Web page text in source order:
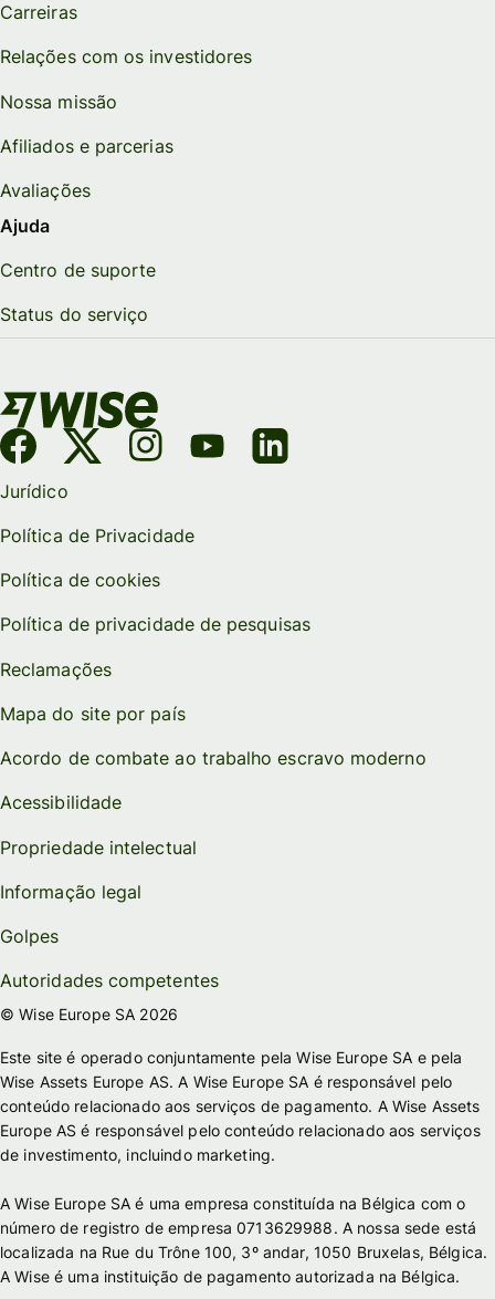
Carreiras
Relações com os investidores
Nossa missão
Afiliados e parcerias
Avaliações
Ajuda
Centro de suporte
Status do serviço
Jurídico
Política de Privacidade
Política de cookies
Política de privacidade de pesquisas
Reclamações
Mapa do site por país
Acordo de combate ao trabalho escravo moderno
Acessibilidade
Propriedade intelectual
Informação legal
Golpes
Autoridades competentes
© Wise Europe SA 2026
Este site é operado conjuntamente pela Wise Europe SA e pela
Wise Assets Europe AS. A Wise Europe SA é responsável pelo
conteúdo relacionado aos serviços de pagamento. A Wise Assets
Europe AS é responsável pelo conteúdo relacionado aos serviços
de investimento, incluindo marketing.
A Wise Europe SA é uma empresa constituída na Bélgica com o
número de registro de empresa 0713629988. A nossa sede está
localizada na Rue du Trône 100, 3º andar, 1050 Bruxelas, Bélgica.
A Wise é uma instituição de pagamento autorizada na Bélgica.